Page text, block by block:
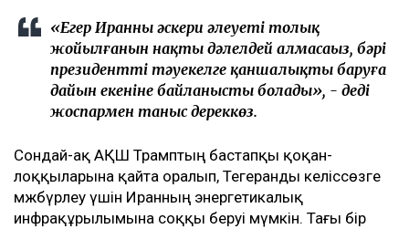
«Егер Иранның әскери әлеуеті толық
жойылғанын нақты дәлелдей алмасаңыз, бәрі
президенттің тәуекелге қаншалықты баруға
дайын екеніне байланысты болады», - деді
жоспармен таныс дереккөз.
Сондай-ақ АҚШ Трамптың бастапқы қоқан-
лоққыларына қайта оралып, Тегеранды келіссөзге
мәжбүрлеу үшін Иранның энергетикалық
инфрақұрылымына соққы беруі мүмкін. Тағы бір